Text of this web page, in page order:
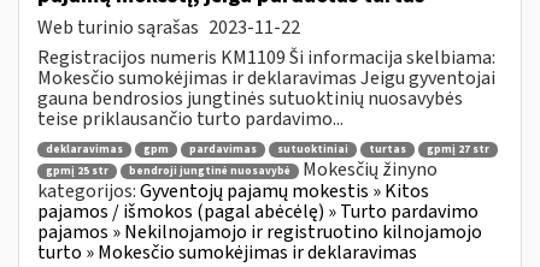
Web turinio sąrašas 2023-11-22
Registracijos numeris KM1109 Ši informacija skelbiama:
Mokesčio sumokėjimas ir deklaravimas Jeigu gyventojai
gauna bendrosios jungtinės sutuoktinių nuosavybės
teise priklausančio turto pardavimo...
deklaravimas gpm pardavimas sutuoktiniai turtas
gpmį 27 str
gpmį 25 str
bendroji jungtinė nuosavybė
Mokesčių žinyno
kategorijos:Gyventojų pajamų mokestis » Kitos
pajamos / išmokos (pagal abėcėlę) » Turto pardavimo
pajamos » Nekilnojamojo ir registruotino kilnojamojo
turto » Mokesčio sumokėjimas ir deklaravimas